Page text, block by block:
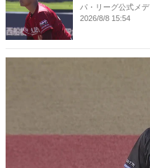
パ・リーグ公式メ
2026/8/8 15:54